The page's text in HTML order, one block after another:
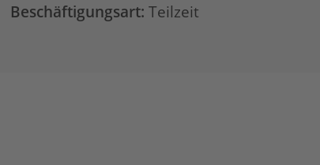
Beschäftigungsart: Teilzeit